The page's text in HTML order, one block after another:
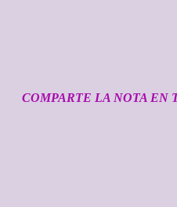
COMPARTE LA NOTA EN